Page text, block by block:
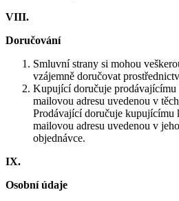
VIII.
Doručování
Smluvní strany si mohou
vzájemně doručovat
Kupující doručuje prodávajícímu
mailovou adresu uvedenou v
Prodávající doručuje kupujícímu
mailovou adresu uvedenou v
objednávce.
IX.
Osobní údaje